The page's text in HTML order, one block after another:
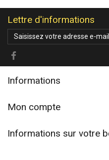
Lettre d'informations
Informations
Mon compte
Informations sur votre